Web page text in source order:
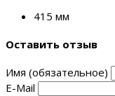
415 мм
Оставить отзыв
Имя (обязательное)
E-Mail